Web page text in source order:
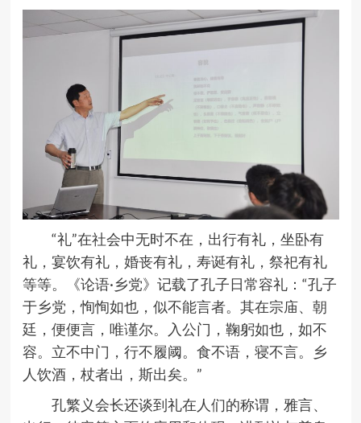
“礼”在社会中无时不在，出行有礼，坐卧有
礼，宴饮有礼，婚丧有礼，寿诞有礼，祭祀有礼
等等。《论语·乡党》记载了孔子日常容礼：“孔子
于乡党，恂恂如也，似不能言者。其在宗庙、朝
廷，便便言，唯谨尔。入公门，鞠躬如也，如不
容。立不中门，行不履阈。食不语，寝不言。乡
人饮酒，杖者出，斯出矣。”
孔繁义会长还谈到礼在人们的称谓，雅言、